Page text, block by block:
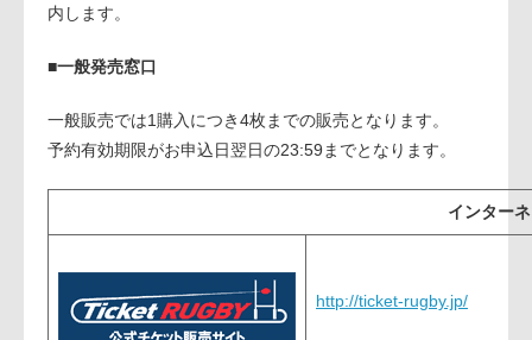
内します。
■一般発売窓口
一般販売では1購入につき4枚までの販売となります。
予約有効期限がお申込日翌日の23:59までとなります。
インター
http://ticket-rugby.jp/